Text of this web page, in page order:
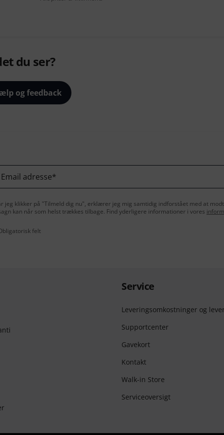
du ser?
og feedback
Email adresse*
jeg klikker på "Tilmeld dig nu", erklærer jeg mig samtidig indforstået med at
kan når som helst trækkes tilbage. Find yderligere informationer i vores
felt
Service
Leveringsomkostninger og
Supportcenter
Gavekort
Kontakt
Walk-in Store
Serviceoversigt